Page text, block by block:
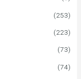
(253)
(223)
(73)
(74)
e
i
s
e
i
s